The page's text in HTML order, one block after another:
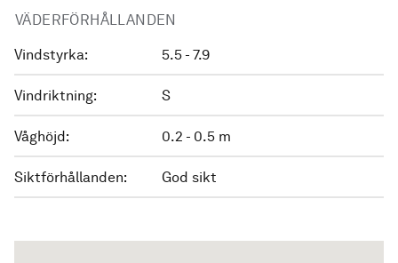
VÄDERFÖRHÅLLANDEN
Vindstyrka: 5.5 - 7.9
Vindriktning: S
Våghöjd: 0.2 - 0.5 m
Siktförhållanden: God sikt